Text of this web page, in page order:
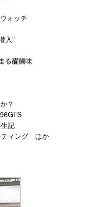
ォッチ
入"
る醍醐味
？
記
ティング ほか